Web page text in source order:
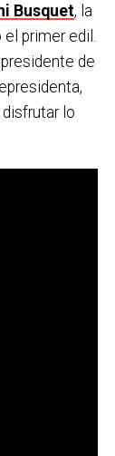
Busquet, la
primer edil.
presidente de
lo